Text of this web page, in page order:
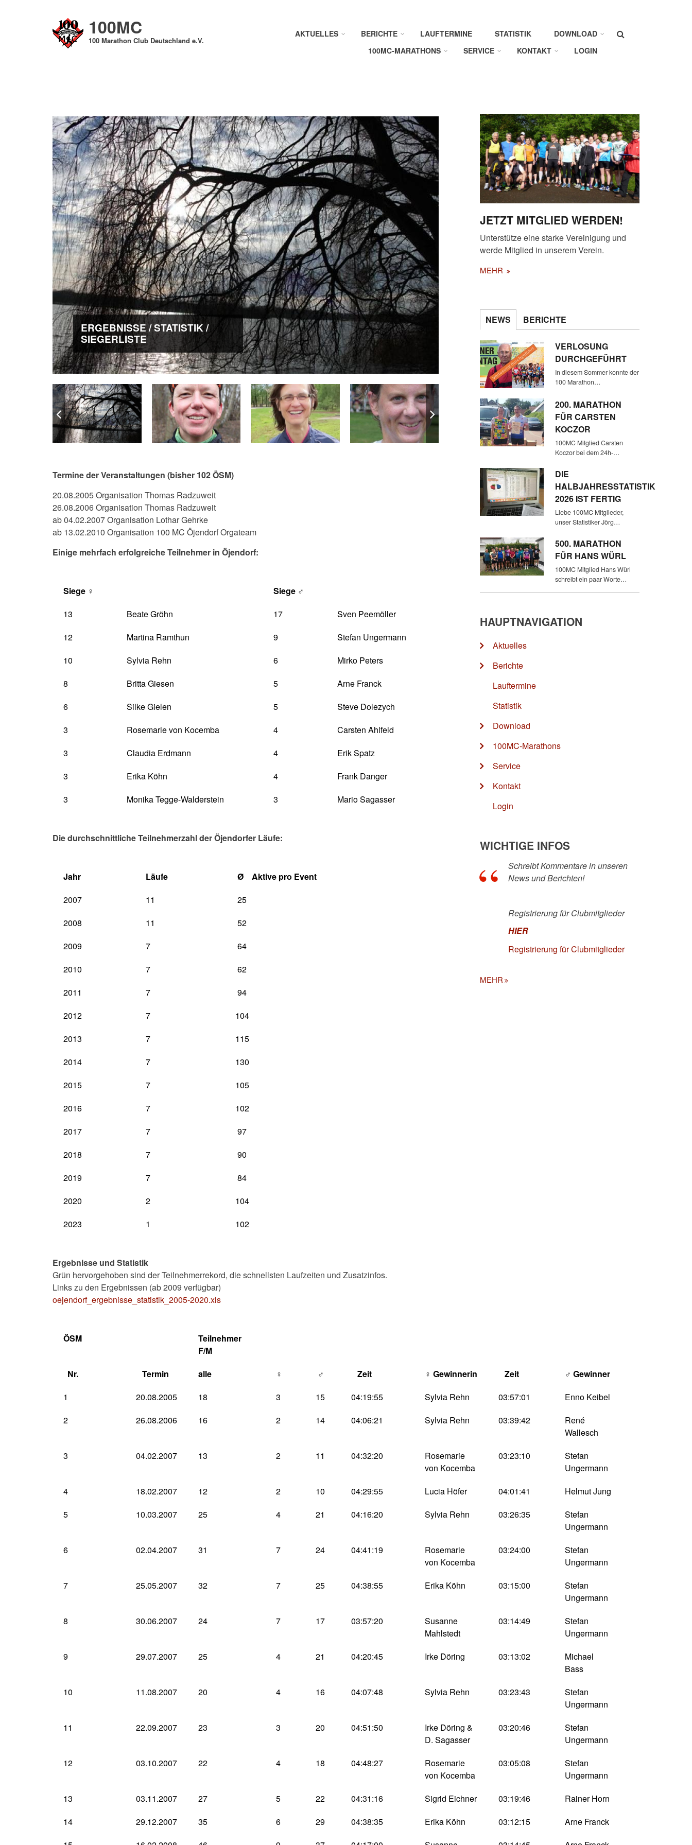
100MC
100 Marathon Club Deutschland e.V.
Suche
AKTUELLES BERICHTE LAUFTERMINE STATISTIK
DOWNLOAD
100MC-MARATHONS
SERVICE KONTAKT LOGIN
ERGEBNISSE / STATISTIK /
SIEGERLISTE
MARTINA RAMTHUN LIEF
BISHER 12 X ALS ERSTE ÜBER
DIE ZIELLINIE IN ÖJENDORF
Termine der Veranstaltungen (bisher 102 ÖSM)
20.08.2005 Organisation Thomas Radzuweit
26.08.2006 Organisation Thomas Radzuweit
ab 04.02.2007 Organisation Lothar Gehrke
ab 13.02.2010 Organisation 100 MC Öjendorf Orgateam
Einige mehrfach erfolgreiche Teilnehmer in Öjendorf:
Siege ♀
Siege ♂
13
Beate Gröhn 17
Sven Peemöller
12
Martina Ramthun 9
Stefan Ungermann
10
Sylvia Rehn 6
Mirko Peters
8
Britta Giesen 5
Arne Franck
6
Silke Gielen 5
Steve Dolezych
3
Rosemarie von Kocemba 4
Carsten Ahlfeld
3
Claudia Erdmann 4
Erik Spatz
3
Erika Köhn 4
Frank Danger
3
Monika Tegge-Walderstein 3 Mario Sagasser
Die durchschnittliche Teilnehmerzahl der Öjendorfer Läufe:
Jahr Läufe
Ø Aktive pro Event
2007
11
25
2008
11
52
2009
7
64
2010
7
62
2011
7
94
2012
7
104
2013
7
115
2014
7
130
2015
7
105
2016
7
102
2017
7
97
2018
7
90
2019
7
84
2020
2
104
2023
1 102
Ergebnisse und Statistik
Grün hervorgehoben sind der Teilnehmerrekord, die schnellsten Laufzeiten und Zusatzinfos.
Links zu den Ergebnissen (ab 2009 verfügbar)
oejendorf_ergebnisse_statistik_2005-2020.xls
ÖSM
Teilnehmer
F/M
Nr.
Termin alle ♀ ♂ Zeit ♀ Gewinnerin Zeit
♂ Gewinner
1
20.08.2005 18 3 15 04:19:55 Sylvia Rehn 03:57:01
Enno Keibel
2
26.08.2006 16 2 14 04:06:21 Sylvia Rehn 03:39:42
René
Wallesch
3
04.02.2007 13 2 11 04:32:20
Rosemarie
von Kocemba
03:23:10
Stefan
Ungermann
4
18.02.2007 12 2 10 04:29:55 Lucia Höfer 04:01:41
Helmut Jung
5
10.03.2007 25 4 21 04:16:20 Sylvia Rehn 03:26:35
Stefan
Ungermann
6
02.04.2007 31 7 24 04:41:19
Rosemarie
von Kocemba
03:24:00
Stefan
Ungermann
7
25.05.2007 32 7 25 04:38:55 Erika Köhn 03:15:00
Stefan
Ungermann
8
30.06.2007 24 7 17 03:57:20
Susanne
Mahlstedt
03:14:49
Stefan
Ungermann
9
29.07.2007 25 4 21 04:20:45 Irke Döring 03:13:02
Michael
Bass
10
11.08.2007 20 4 16 04:07:48 Sylvia Rehn 03:23:43
Stefan
Ungermann
11
22.09.2007 23 3 20 04:51:50
Irke Döring &
D. Sagasser
03:20:46
Stefan
Ungermann
12
03.10.2007 22 4 18 04:48:27
Rosemarie
von Kocemba
03:05:08
Stefan
Ungermann
13
03.11.2007 27 5 22 04:31:16 Sigrid Eichner 03:19:46
Rainer Horn
14
29.12.2007 35 6 29 04:38:35 Erika Köhn 03:12:15
Arne Franck
JETZT MITGLIED WERDEN!
Unterstütze eine starke Vereinigung und
werde Mitglied in unserem Verein.
MEHR
NEWS BERICHTE
VERLOSUNG
DURCHGEFÜHRT
In diesem Sommer konnte der
100 Marathon…
200. MARATHON
FÜR CARSTEN
KOCZOR
100MC Mitglied Carsten
Koczor bei dem 24h-…
DIE
HALBJAHRESSTATISTIK
2026 IST FERTIG
Liebe 100MC Mitglieder,
unser Statistiker Jörg…
500. MARATHON
FÜR HANS WÜRL
100MC Mitglied Hans Würl
schreibt ein paar Worte…
HAUPTNAVIGATION
Aktuelles
Berichte
Lauftermine
Statistik
Download
100MC-Marathons
Service
Kontakt
Login
WICHTIGE INFOS
Schreibt Kommentare in unseren
News und Berichten!
Registrierung für Clubmitglieder
HIER
Registrierung für Clubmitglieder
MEHR